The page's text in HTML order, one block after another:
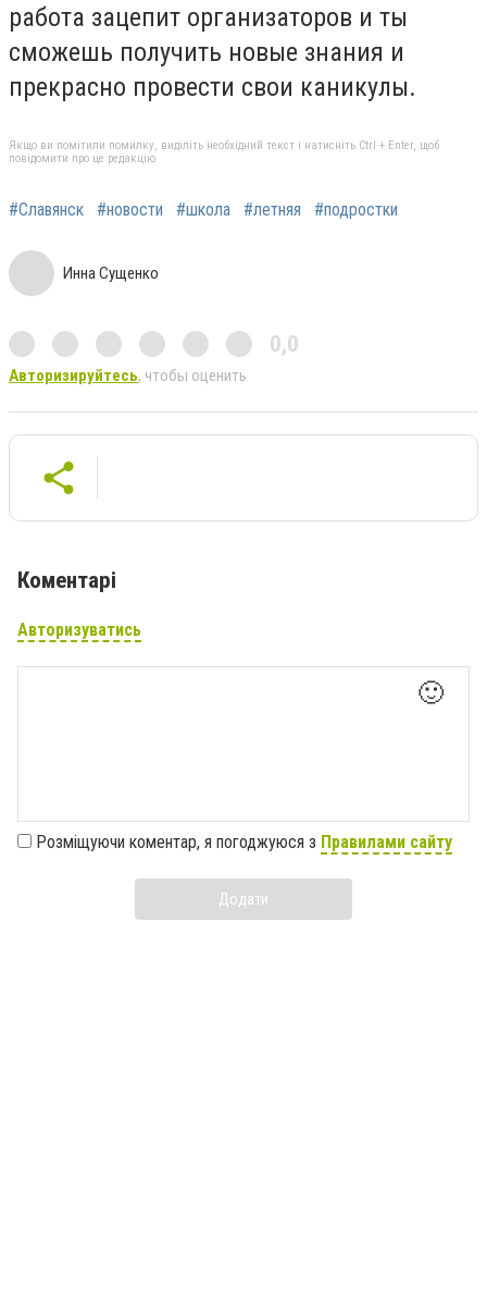
работа зацепит организаторов и ты
сможешь получить новые знания и
прекрасно провести свои каникулы.
Якщо ви помітили помилку, виділіть необхідний текст і натисніть Ctrl + Enter, щоб
повідомити про це редакцію
#Славянск #новости #школа #летняя #подростки
Инна Сущенко
0,0
Авторизируйтесь, чтобы оценить
Коментарі
Авторизуватись
🙂
Розміщуючи коментар, я погоджуюся з Правилами сайту
Додати